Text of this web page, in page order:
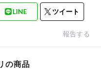
LINE ツイート
報告する
の商品